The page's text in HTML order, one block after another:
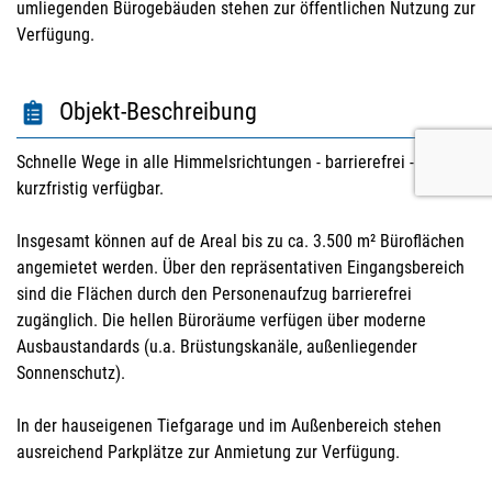
umliegenden Bürogebäuden stehen zur öffentlichen Nutzung zur
Verfügung.
Objekt-Beschreibung
Schnelle Wege in alle Himmelsrichtungen - barrierefrei -
kurzfristig verfügbar.
Insgesamt können auf de Areal bis zu ca. 3.500 m² Büroflächen
angemietet werden. Über den repräsentativen Eingangsbereich
sind die Flächen durch den Personenaufzug barrierefrei
zugänglich. Die hellen Büroräume verfügen über moderne
Ausbaustandards (u.a. Brüstungskanäle, außenliegender
Sonnenschutz).
In der hauseigenen Tiefgarage und im Außenbereich stehen
ausreichend Parkplätze zur Anmietung zur Verfügung.